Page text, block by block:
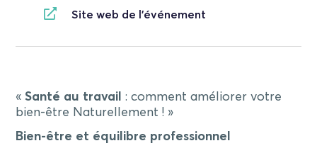
Site web de l'événement
« Santé au travail : comment améliorer votre
bien-être Naturellement ! »
Bien-être et équilibre professionnel